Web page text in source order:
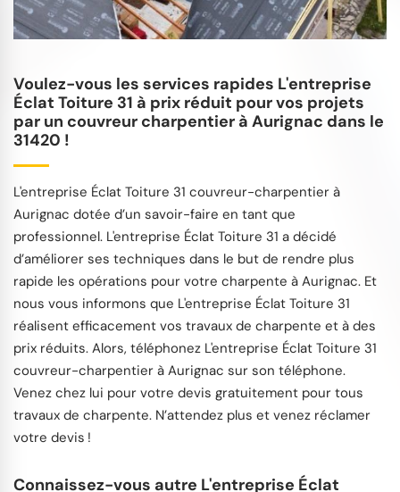
Voulez-vous les services rapides L'entreprise
Éclat Toiture 31 à prix réduit pour vos projets
par un couvreur charpentier à Aurignac dans le
31420 !
L'entreprise Éclat Toiture 31 couvreur-charpentier à
Aurignac dotée d’un savoir-faire en tant que
professionnel. L'entreprise Éclat Toiture 31 a décidé
d’améliorer ses techniques dans le but de rendre plus
rapide les opérations pour votre charpente à Aurignac. Et
nous vous informons que L'entreprise Éclat Toiture 31
réalisent efficacement vos travaux de charpente et à des
prix réduits. Alors, téléphonez L'entreprise Éclat Toiture 31
couvreur-charpentier à Aurignac sur son téléphone.
Venez chez lui pour votre devis gratuitement pour tous
travaux de charpente. N’attendez plus et venez réclamer
votre devis !
Connaissez-vous autre L'entreprise Éclat